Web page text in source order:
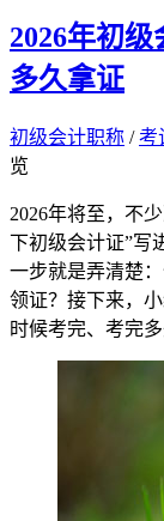
2026年初
多久拿证
初级会计职称 /考
览
​2026年将至，不
下初级会计证”写
一步就是弄清楚
领证？接下来，
时候考完、考完多